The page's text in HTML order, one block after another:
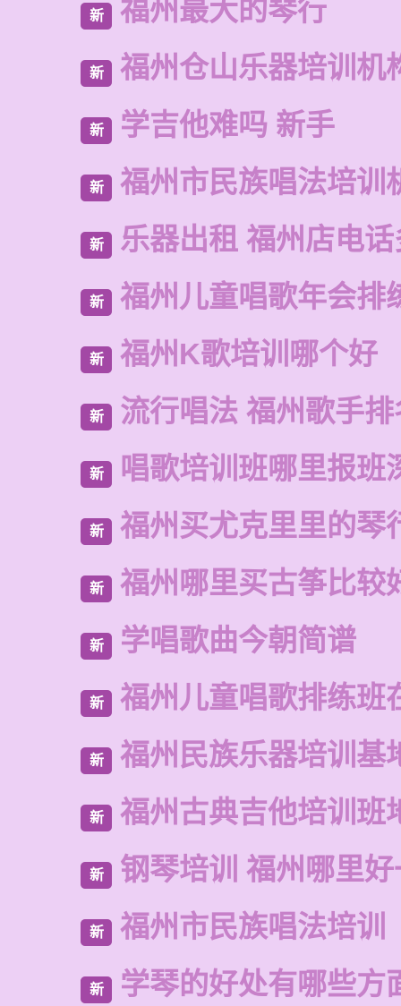
新 福州最大的琴行
新 福州仓山乐器培训机
新 学吉他难吗 新手
新 福州市民族唱法培训
新 乐器出租 福州店电
新 福州儿童唱歌年会排
新 福州K歌培训哪个好
新 流行唱法 福州歌手排
新 唱歌培训班哪里报班
新 福州买尤克里里的琴
新 福州哪里买古筝比较
新 学唱歌曲今朝简谱
新 福州儿童唱歌排练班
新 福州民族乐器培训基
新 福州古典吉他培训班
新 钢琴培训 福州哪里
新 福州市民族唱法培训
新 学琴的好处有哪些方